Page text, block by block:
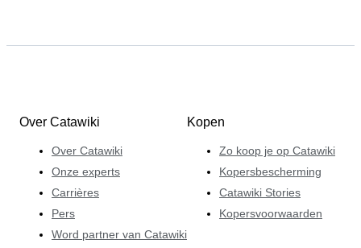
Over Catawiki
Over Catawiki
Onze experts
Carrières
Pers
Word partner van Catawiki
Kopen
Zo koop je op Catawiki
Kopersbescherming
Catawiki Stories
Kopersvoorwaarden